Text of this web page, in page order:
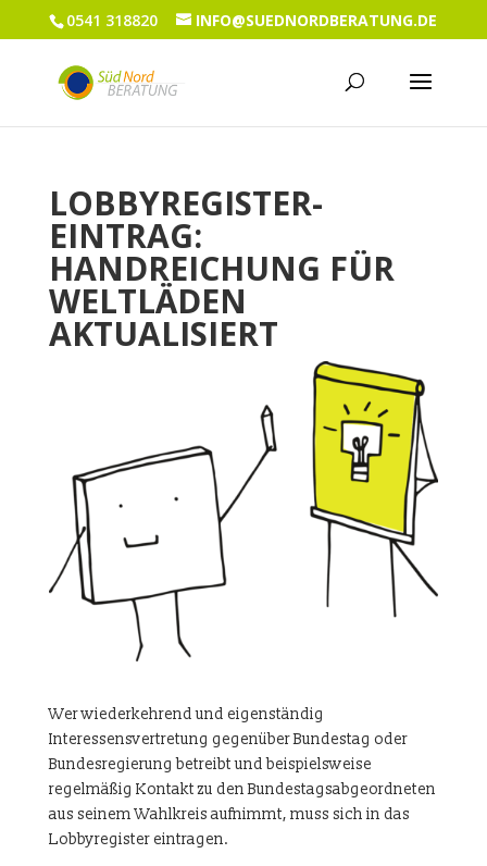
0541 318820 INFO@SUEDNORDBERATUNG.DE
LOBBYREGISTER-
EINTRAG:
HANDREICHUNG FÜR
WELTLÄDEN
AKTUALISIERT
Wer wiederkehrend und eigenständig
Interessensvertretung gegenüber Bundestag oder
Bundesregierung betreibt und beispielsweise
regelmäßig Kontakt zu den Bundestagsabgeordneten
aus seinem Wahlkreis aufnimmt, muss sich in das
Lobbyregister eintragen.